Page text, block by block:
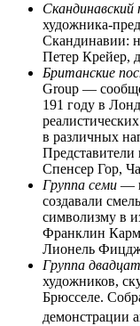
Скандинавский
художника-
Скандинавии:
Петер Крейер,
Британские
Group —
191 году в
в различных
Представители
Спенсер Гор,
Группа семи —
создавали
символизму в
Франклин
Лионель
Группа
художников,
Брюсселе.
демонстрации